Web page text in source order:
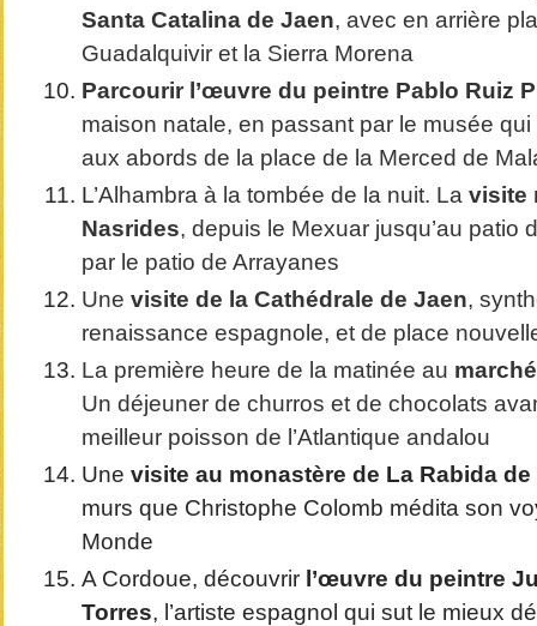
Santa Catalina de Jaen, avec en arrière
Guadalquivir et la Sierra Morena
Parcourir l’œuvre du peintre Pablo Ruiz
maison natale, en passant par le musée
aux abords de la place de la Merced de
L’Alhambra à la tombée de la nuit. La visite
Nasrides, depuis le Mexuar jusqu’au patio
par le patio de Arrayanes
Une visite de la Cathédrale de Jaen,
renaissance espagnole, et de place
La première heure de la matinée au
Un déjeuner de churros et de chocolats
meilleur poisson de l’Atlantique andalou
Une visite au monastère de La Rabida de
murs que Christophe Colomb médita son
Monde
A Cordoue, découvrir l’œuvre du peintre
Torres, l’artiste espagnol qui sut le mieux